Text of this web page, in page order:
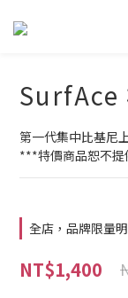
SurfAce
第一代集中比基尼
***特價商品恕不
全店，品牌限量
NT$1,400